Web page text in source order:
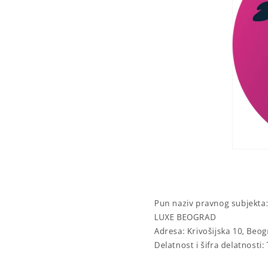
Pun naziv pravnog subjekta:
LUXE BEOGRAD
Adresa: Krivošijska 10,
Delatnost i šifra delatnosti: